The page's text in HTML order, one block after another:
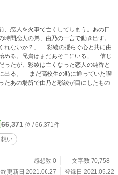
、恋人を火事で亡くしてしまう。あの日
時間恋人の弟、由乃の一言で動き出す。
綾の揺らぐ心と共に由
める。兄貴はまだあそこにいる。 信じ
ったが、彩綾は亡くなった恋人の純香と
に通っていた喫
たあの場所で由乃と彩綾が目にしたもの
66,371 位 / 66,371件
い
感想数 0
文字数 70,758
更新日 2021.06.27
登録日 2021.05.22